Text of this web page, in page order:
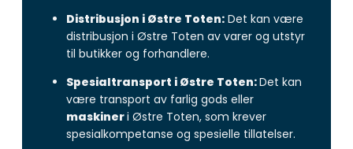
Distribusjon i Østre Toten: Det kan være
distribusjon i Østre Toten av varer og utstyr
til butikker og forhandlere.
Spesialtransport i Østre Toten:Det kan
være transport av farlig gods eller
maskineri Østre Toten, som krever
spesialkompetanse og spesielle tillatelser.